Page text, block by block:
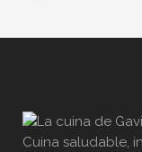
Cuina saludable,